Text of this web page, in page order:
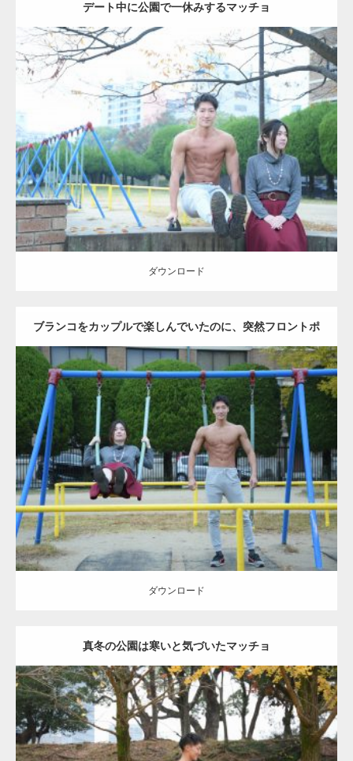
デート中に公園で一休みするマッチョ
Update:2021.07.6
Category:公園のマッチョ その他 AKIHITO(細マッチョ) 腹筋
ダウンロード
ダウンロード
ブランコをカップルで楽しんでいたのに、突然フロントポ
ーズをするマッチョ
Update: 2021.07.6
Category:公園のマッチョ その他 AKIHITO(細マッチョ) 腹筋 大胸筋
ダウンロード
ダウンロード
真冬の公園は寒いと気づいたマッチョ
Update: 2021.07.8
Category:公園のマッチョ その他 AKIHITO(細マッチョ) 上腕三頭筋